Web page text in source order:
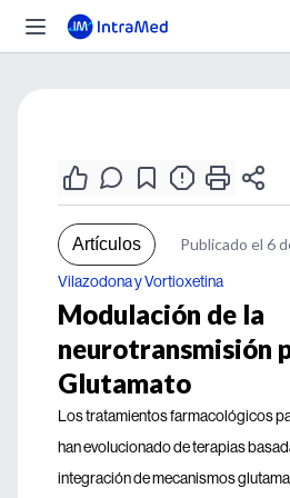
Artículos Publicado el 6
Vilazodona y Vortioxetina
Modulación de la
neurotransmisión
Glutamato
Los tratamientos farmacológicos
han evolucionado de terapias
integración de mecanismos